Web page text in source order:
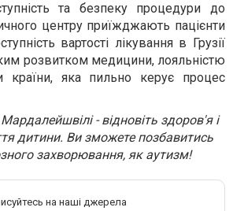
та безпеку процедури до
центру приїжджають пацієнти
вартості лікування в Грузії
розвитком медицини, лояльністю
країни, яка пильно керує процес
- відновіть здоров'я і
дитини. Ви зможете позбавитись
захворювання, як аутизм!
на наші джерела